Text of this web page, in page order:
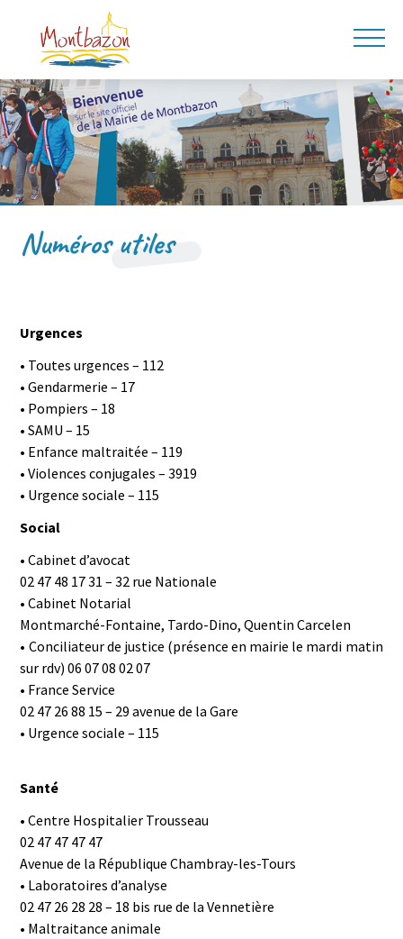
Numéros utiles
Urgences
• Toutes urgences – 112
• Gendarmerie – 17
• Pompiers – 18
• SAMU – 15
• Enfance maltraitée – 119
• Violences conjugales – 3919
• Urgence sociale – 115
Social
• Cabinet d’avocat
02 47 48 17 31 – 32 rue Nationale
• Cabinet Notarial
Montmarché-Fontaine, Tardo-Dino, Quentin Carcelen
• Conciliateur de justice (présence en mairie le mardi matin
sur rdv) 06 07 08 02 07
• France Service
02 47 26 88 15 – 29 avenue de la Gare
• Urgence sociale – 115
Santé
• Centre Hospitalier Trousseau
02 47 47 47 47
Avenue de la République Chambray-les-Tours
• Laboratoires d’analyse
02 47 26 28 28 – 18 bis rue de la Vennetière
• Maltraitance animale